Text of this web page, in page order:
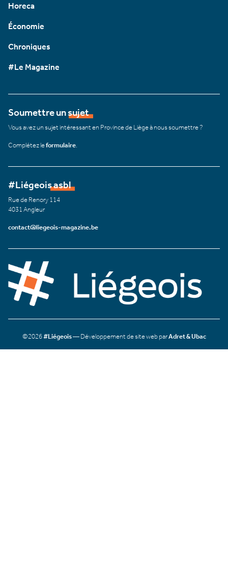
Horeca
Économie
Chroniques
#Le Magazine
Soumettre un sujet
Vous avez un sujet intéressant en Province de Liège à nous soumettre ?
Complétez leformulaire
#Liégeois asbl
Rue de Renory 114
4031 Angleur
contact@liegeois-magazine.be
©2026#Liégeois— Développement de site web parAdret & Ubac